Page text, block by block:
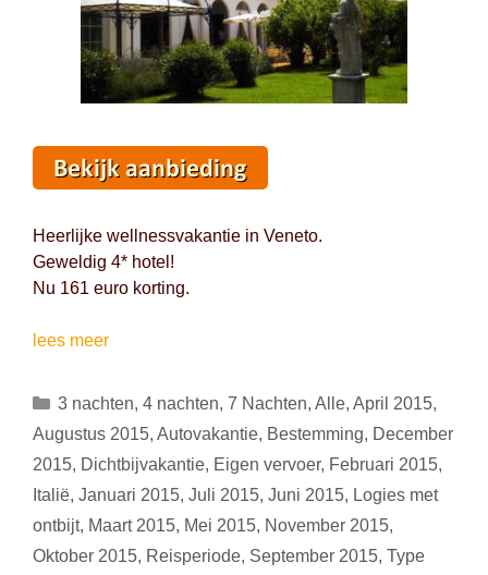
Heerlijke wellnessvakantie in Veneto.
Geweldig 4* hotel!
Nu 161 euro korting.
lees meerGenieten
magische
Veneto
(Italië):
4,
5
of
Categorieën
3 nachten, 4 nachten, 7 Nachten, Alle, April 2015,
Augustus 2015, Autovakantie, Bestemming, December
2015, Dichtbijvakantie, Eigen vervoer, Februari 2015,
Italië, Januari 2015, Juli 2015, Juni 2015, Logies met
ontbijt, Maart 2015, Mei 2015, November 2015,
Oktober 2015, Reisperiode, September 2015, Type